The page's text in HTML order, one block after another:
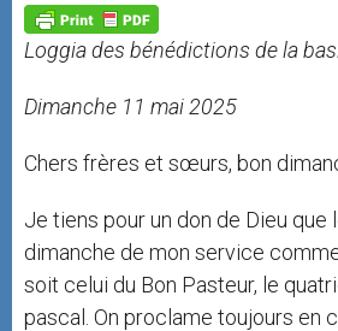
p
p
g
e
r
o
k
Loggia des bénédictions de la
Dimanche 11 mai 2025
Chers frères et sœurs, bon
Je tiens pour un don de Dieu que
dimanche de mon service
soit celui du Bon Pasteur, le
pascal. On proclame toujours en